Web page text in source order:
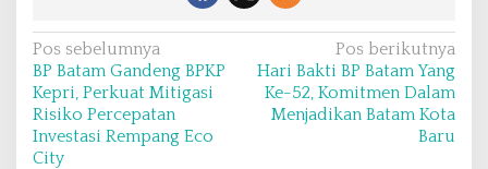
N
a
v
i
Pos sebelumnya
BP Batam Gandeng BPKP
Kepri, Perkuat Mitigasi
Risiko Percepatan
Investasi Rempang Eco
City
Pos berikutnya
Hari Bakti BP Batam Yang
Ke-52, Komitmen Dalam
Menjadikan Batam Kota
Baru